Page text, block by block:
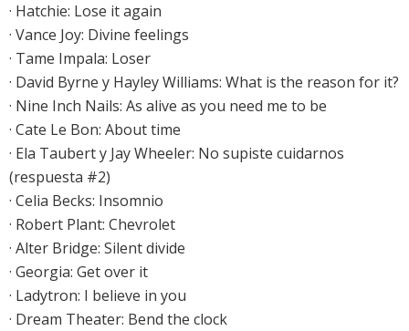
· Hatchie: Lose it again
· Vance Joy: Divine feelings
· Tame Impala: Loser
· David Byrne y Hayley Williams: What is the reason for it?
· Nine Inch Nails: As alive as you need me to be
· Cate Le Bon: About time
· Ela Taubert y Jay Wheeler: No supiste cuidarnos
(respuesta #2)
· Celia Becks: Insomnio
· Robert Plant: Chevrolet
· Alter Bridge: Silent divide
· Georgia: Get over it
· Ladytron: I believe in you
· Dream Theater: Bend the clock